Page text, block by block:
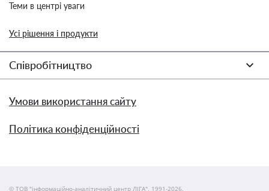
Теми в центрі уваги
Усі рішення і продукти
Співробітництво
Умови використання сайту
Політика конфіденційності
© ТОВ "інформаційно-аналітичний центр ЛІГА", 1991-2026.